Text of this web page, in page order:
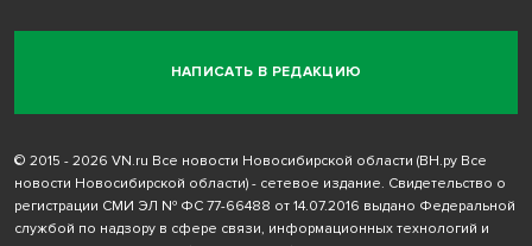
НАПИСАТЬ В РЕДАКЦИЮ
© 2015 - 2026 VN.ru Все новости Новосибирской области (ВН.ру Все
новости Новосибирской области) - сетевое издание. Свидетельство о
регистрации СМИ ЭЛ № ФС 77-66488 от 14.07.2016 выдано Федеральной
службой по надзору в сфере связи, информационных технологий и